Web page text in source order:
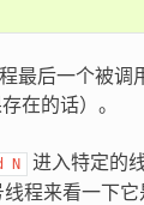
最后一个被调
在的话）。
N 进入特定的
程来看一下